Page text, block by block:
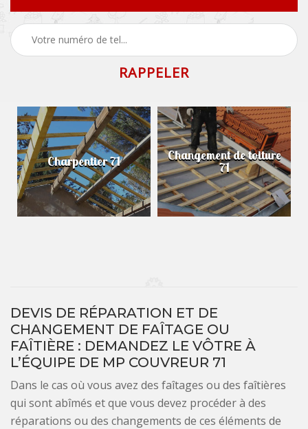
Charpentier 71 Changement de toiture
71
DEVIS DE RÉPARATION ET DE
CHANGEMENT DE FAÎTAGE OU
FAÎTIÈRE : DEMANDEZ LE VÔTRE À
L’ÉQUIPE DE MP COUVREUR 71
Dans le cas où vous avez des faîtages ou des faîtières
qui sont abîmés et que vous devez procéder à des
réparations ou des changements de ces éléments de